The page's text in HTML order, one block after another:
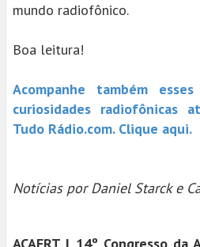
mundo radiofônico.
Boa leitura!
Acompanhe também
curiosidades radiofônicas
Tudo Rádio.com. Clique aqui.
Notícias por Daniel Starck e